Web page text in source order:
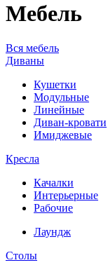
Мебель
Вся мебель
Диваны
Кушетки
Модульные
Линейные
Диван-кровати
Имиджевые
Кресла
Качалки
Интерьерные
Рабочие
Лаундж
Столы